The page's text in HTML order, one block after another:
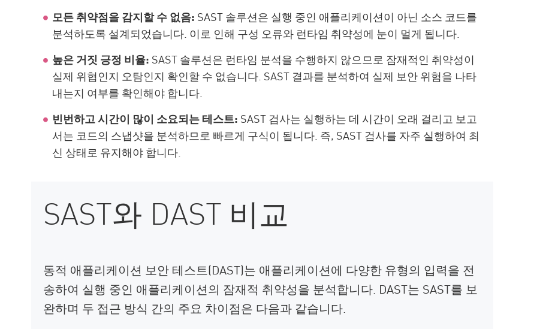
모든 취약점을 감지할 수 없음: SAST 솔루션은 실행 중인 애플리케이션이 아닌 소스 코드를
분석하도록 설계되었습니다. 이로 인해 구성 오류와 런타임 취약성에 눈이 멀게 됩니다.
높은 거짓 긍정 비율: SAST 솔루션은 런타임 분석을 수행하지 않으므로 잠재적인 취약성이
실제 위협인지 오탐인지 확인할 수 없습니다. SAST 결과를 분석하여 실제 보안 위험을 나타
내는지 여부를 확인해야 합니다.
빈번하고 시간이 많이 소요되는 테스트: SAST 검사는 실행하는 데 시간이 오래 걸리고 보고
서는 코드의 스냅샷을 분석하므로 빠르게 구식이 됩니다. 즉, SAST 검사를 자주 실행하여 최
신 상태로 유지해야 합니다.
SAST와 DAST 비교
동적 애플리케이션 보안 테스트(DAST)는 애플리케이션에 다양한 유형의 입력을 전
송하여 실행 중인 애플리케이션의 잠재적 취약성을 분석합니다. DAST는 SAST를 보
완하며 두 접근 방식 간의 주요 차이점은 다음과 같습니다.